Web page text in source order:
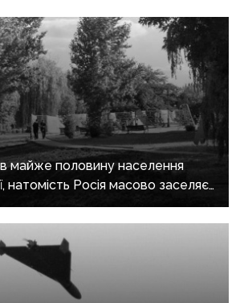
майже половину населення
натомість Росія масово заселяє
— ГУР